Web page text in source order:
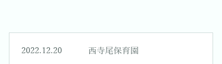
2022.12.20 西寺尾保育園